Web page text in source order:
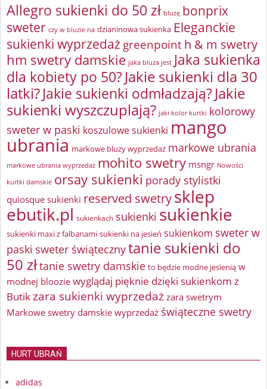
Allegro sukienki do 50 zł bluzę bonprix
sweter czy w bluzie na dzianinowa sukienka Eleganckie
sukienki wyprzedaż greenpointh & m swetry
hm swetry damskie jaka bluza jest Jaka sukienka
dla kobiety po 50?Jakie sukienki dla 30
latki?Jakie sukienki odmładzają?Jakie
sukienki wyszczuplają? jaki kolor kurtki kolorowy
sweter w paski koszulowe sukienki mango
ubrania markowe bluzy wyprzedaż markowe ubrania
markowe ubrania wyprzedaż mohito swetry msngr Nowości
kurtki damskie orsay sukienki porady stylistki
quiosque sukienki reserved swetrysklep
ebutik.pl sukienkach sukienki sukienkie
sukienki maxi z falbanami sukienki na jesień sukienkom sweter w
paski sweter świątecznytanie sukienki do
50 złtanie swetry damskie to będzie modne jesienią w
modnej bloozie wyglądaj pięknie dzięki sukienkom z
Butikzara sukienki wyprzedażzara swetrym
Markowe swetry damskie wyprzedaż świąteczne swetry
HURT UBRAŃ
adidas